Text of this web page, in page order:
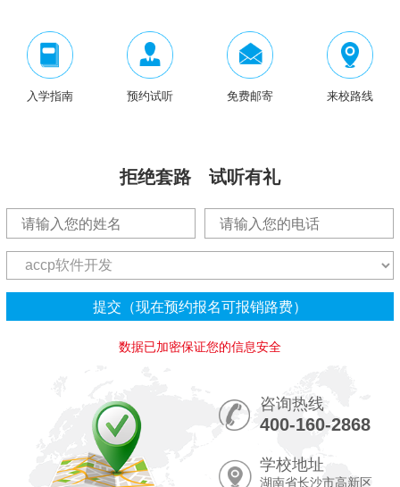
入学指南 预约试听 免费邮寄 来校路线
拒绝套路 试听有礼
数据已加密保证您的信息安全
咨询热线
400-160-2868
学校地址
湖南省长沙市高新区